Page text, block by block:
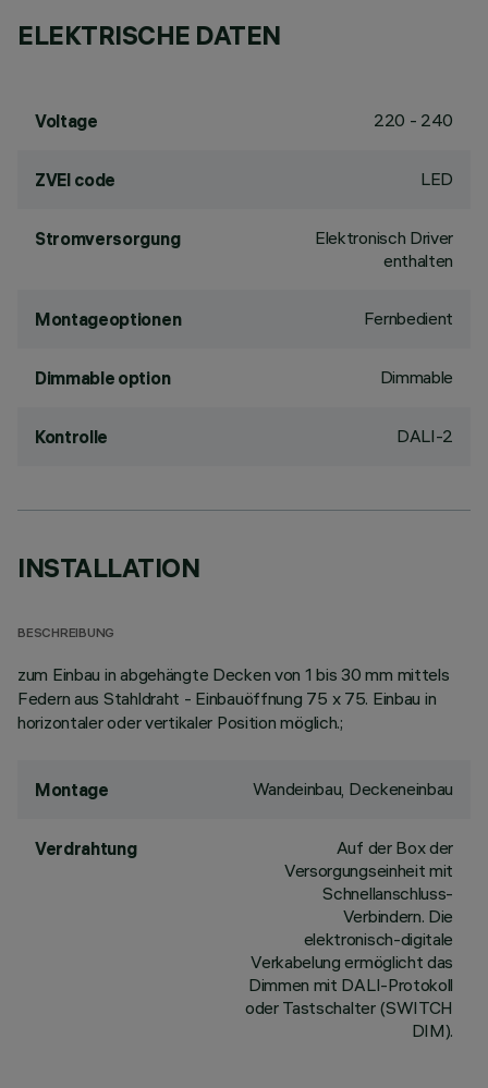
ELEKTRISCHE DATEN
Voltage 220 - 240
ZVEI code LED
Stromversorgung
Elektronisch Driver
enthalten
Montageoptionen Fernbedient
Dimmable option Dimmable
Kontrolle DALI-2
INSTALLATION
BESCHREIBUNG
zum Einbau in abgehängte Decken von 1 bis 30 mm mittels
Federn aus Stahldraht - Einbauöffnung 75 x 75. Einbau in
horizontaler oder vertikaler Position möglich.;
Montage Wandeinbau, Deckeneinbau
Verdrahtung
Auf der Box der
Versorgungseinheit mit
Schnellanschluss-
Verbindern. Die
elektronisch-digitale
Verkabelung ermöglicht das
Dimmen mit DALI-Protokoll
oder Tastschalter (SWITCH
DIM).